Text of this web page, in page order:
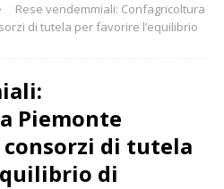
Rese vendemmiali: Confagricoltura
di tutela per favorire l’equilibrio
Piemonte
consorzi di tutela
di